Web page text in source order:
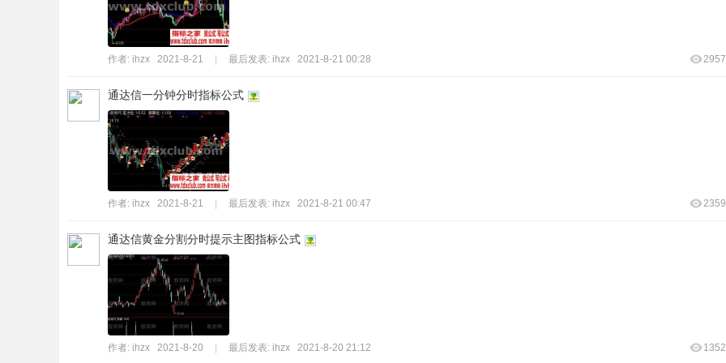
作者: ihzx 2021-8-21 最后发表: ihzx 2021-8-21 00:28 2957
通达信一分钟分时指标公式
作者: ihzx 2021-8-21 最后发表: ihzx 2021-8-21 00:47 2359
通达信黄金分割分时提示主图指标公式
作者: ihzx 2021-8-20 最后发表: ihzx 2021-8-20 21:12 1352